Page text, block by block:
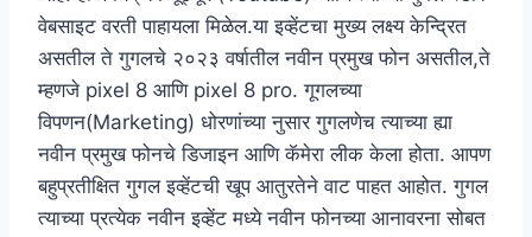
वेबसाइट वरती पाहायला मिळेल.या इव्हेंटचा मुख्य लक्ष्य केन्द्रित
असतील ते गुगलचे २०२३ वर्षातील नवीन प्रमुख फोन असतील,ते
म्हणजे pixel 8 आणि pixel 8 pro. गूगलच्या
विपणन(Marketing) धोरणांच्या नुसार गुगलणेच त्याच्या ह्या
नवीन प्रमुख फोनचे डिजाइन आणि कॅमेरा लीक केला होता. आपण
बहुप्रतीक्षित गुगल इव्हेंटची खूप आतुरतेने वाट पाहत आहोत. गुगल
त्याच्या प्रत्येक नवीन इव्हेंट मध्ये नवीन फोनच्या आनावरना सोबत